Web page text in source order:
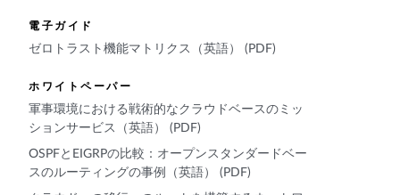
電子ガイド
ゼロトラスト機能マトリクス（英語） (PDF)
ホワイトペーパー
軍事環境における戦術的なクラウドベースのミッ
ションサービス（英語） (PDF)
OSPFとEIGRPの比較：オープンスタンダードベー
スのルーティングの事例（英語） (PDF)